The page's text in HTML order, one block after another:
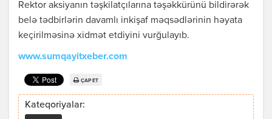
Rektor aksiyanın təşkilatçılarına təşəkkürünü bildirərək
belə tədbirlərin davamlı inkişaf məqsədlərinin həyata
keçirilməsinə xidmət etdiyini vurğulayıb.
www.sumqayitxeber.com
ÇAP ET
Kateqoriyalar: